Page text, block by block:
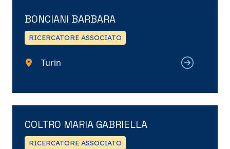
BONCIANI BARBARA
RICERCATORE ASSOCIATO
Turin
COLTRO MARIA GABRIELLA
RICERCATORE ASSOCIATO